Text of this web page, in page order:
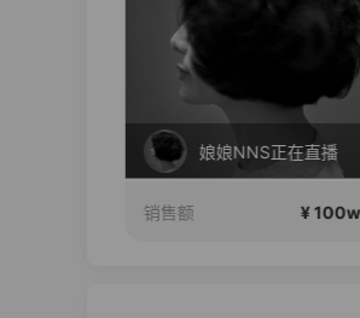
娘娘NNS正在直播
销售额 ¥ 100w+